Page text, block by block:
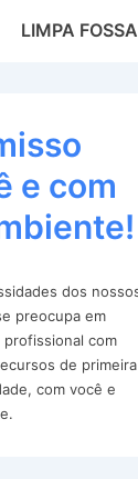
LIMPA FOSSA
e com
dos
preocupa em
com
de primeira
com você e